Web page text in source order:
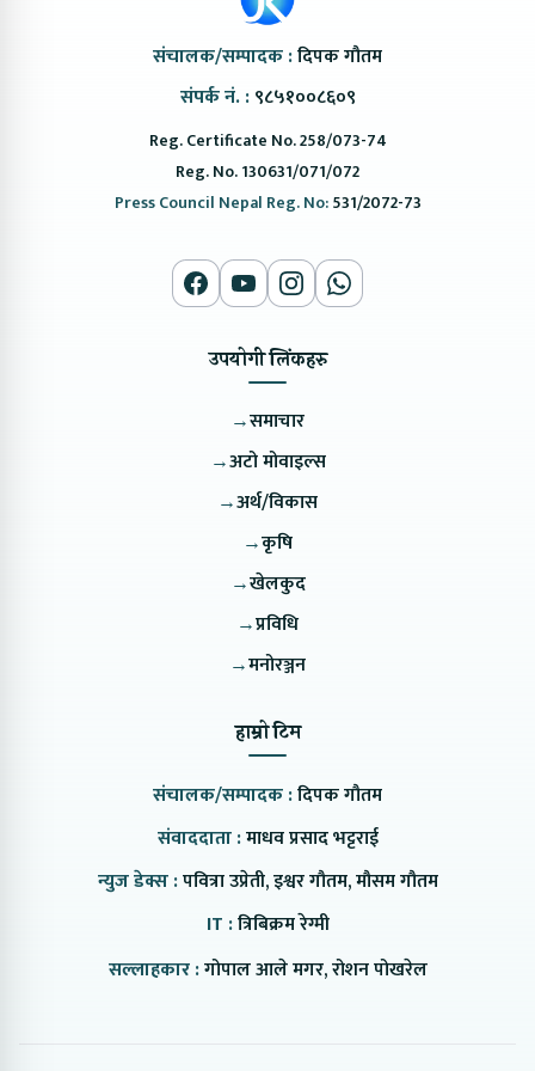
संचालक/सम्पादक :दिपक गौतम
संपर्क नं. : ९८५१००८६०९
Reg. Certificate No. 258/073-74
Reg. No. 130631/071/072
Press Council Nepal Reg. No:531/2072-73
उपयोगी लिंकहरु
→समाचार
→अटो मोवाइल्स
→अर्थ/विकास
→कृषि
→खेलकुद
→प्रविधि
→मनोरञ्जन
हाम्रो टिम
संचालक/सम्पादक :दिपक गौतम
संवाददाता :माधव प्रसाद भट्टराई
न्युज डेक्स :पवित्रा उप्रेती, इश्वर गौतम, मौसम गौतम
IT :त्रिबिक्रम रेग्मी
सल्लाहकार :गोपाल आले मगर, रोशन पोखरेल